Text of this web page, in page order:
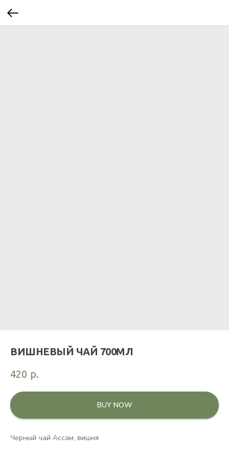
ВИШНЕВЫЙ ЧАЙ 700МЛ
420 р.
BUY NOW
Черный чай Ассам, вишня